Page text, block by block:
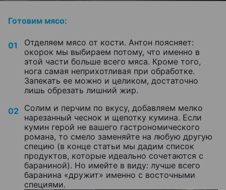
Готовим мясо:
Отделяем мясо от кости. Антон поясняет:
окорок мы выбираем потому, что именно в
этой части больше всего мяса. Кроме того,
нога самая неприхотливая при обработке.
Запекать ее можно и целиком, достаточно
лишь обрезать лишний жир.
Солим и перчим по вкусу, добавляем мелко
нарезанный чеснок и щепотку кумина. Если
кумин герой не вашего гастрономического
романа, то смело заменяйте на любую другую
специю (в конце статьи мы дадим список
продуктов, которые идеально сочетаются с
бараниной). Но имейте в виду: лучше всего
баранина «дружит» именно с восточными
специями.